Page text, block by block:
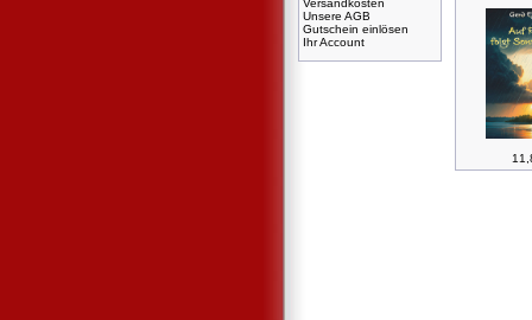
Versandkosten
Unsere AGB
Gutschein einlösen
Ihr Account